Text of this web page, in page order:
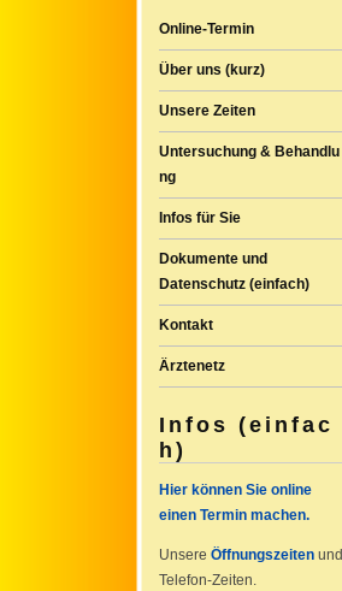
Online-Termin
Über uns (kurz)
Unsere Zeiten
Untersuchung & Behandlu
ng
Infos für Sie
Dokumente und
Datenschutz (einfach)
Kontakt
Ärztenetz
Infos (einfac
h)
Hier können Sie online
einen Termin machen.
Unsere Öffnungszeitenund
Telefon-Zeiten.